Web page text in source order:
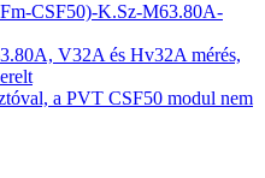
CSF50)-K.Sz-M63.80A-
V32A és Hv32A mérés,
a PVT CSF50 modul nem